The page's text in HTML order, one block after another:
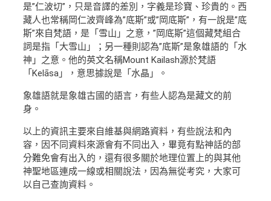
是”仁波切”，只是音譯的差別，字義是珍寶、珍貴的。西
藏人也常稱岡仁波齊峰為”底斯”或”岡底斯”，有一說是”底
斯”來自梵語，是「雪山」之意，”岡底斯”這個藏梵組合
詞是指「大雪山」；另一種則認為”底斯”是象雄語的「水
神」之意。他的英文名稱Mount Kailash源於梵語
「Kelāsa」，意思據說是「水晶」。
象雄語就是象雄古國的語言，有些人認為是藏文的前
身。
以上的資訊主要來自維基與網路資料，有些說法和內
容，因不同資料來源會有不同出入，畢竟有點神話的部
分難免會有出入的，還有很多關於地理位置上的與其他
神聖地區連成一線或相關說法，因為無從考究，大家可
以自己查詢資料。